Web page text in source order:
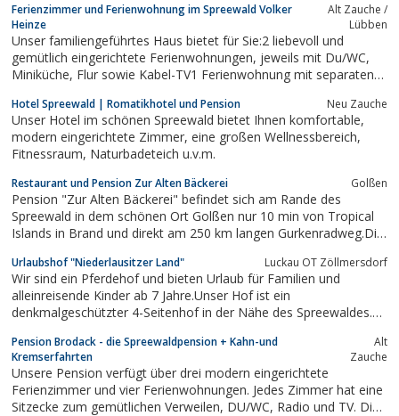
Schankanlage zum selber zapfen, bis zu 25 Pers. finden Platz, Sie
sitzen sich an...
Ferienzimmer und Ferienwohnung im Spreewald Volker
Heinze
Alt Zauche /
Lübben
Unser familiengeführtes Haus bietet für Sie:2 liebevoll und
gemütlich eingerichtete Ferienwohnungen, jeweils mit Du/WC,
Miniküche, Flur sowie Kabel-TV1 Ferienwohnung mit separaten
Ferienwohnung mit einem Schlafraum und einem Wohnraum,
Kühlschrank,...
Hotel Spreewald | Romatikhotel und Pension Neu Zauche
Unser Hotel im schönen Spreewald bietet Ihnen komfortable,
modern eingerichtete Zimmer, eine großen Wellnessbereich,
Fitnessraum, Naturbadeteich u.v.m.
Restaurant und Pension Zur Alten Bäckerei Golßen
Pension "Zur Alten Bäckerei" befindet sich am Rande des
Spreewald in dem schönen Ort Golßen nur 10 min von Tropical
Islands in Brand und direkt am 250 km langen Gurkenradweg.Die
Sehenswürdigkeiten der Region.Nicht weit von uns entfernt
(ca.20 km) fängt der Spreewald an.
Urlaubshof "Niederlausitzer Land" Luckau OT Zöllmersdorf
Wir sind ein Pferdehof und bieten Urlaub für Familien und
alleinreisende Kinder ab 7 Jahre.Unser Hof ist ein
denkmalgeschützter 4-Seitenhof in der Nähe des Spreewaldes.
Unterricht im klassischen Reiten, Töltunterricht und Ausritte.
Außerdem führen wir Halb-und...
Pension Brodack - die Spreewaldpension + Kahn-und
Kremserfahrten
Alt
Zauche
Unsere Pension verfügt über drei modern eingerichtete
Ferienzimmer und vier Ferienwohnungen. Jedes Zimmer hat eine
Sitzecke zum gemütlichen Verweilen, DU/WC, Radio und TV. Die